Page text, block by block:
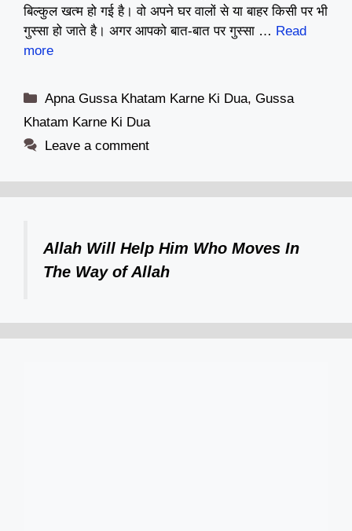
बिल्कुल खत्म हो गई है। वो अपने घर वालों से या बाहर किसी पर भी
गुस्सा हो जाते है। अगर आपको बात-बात पर गुस्सा … Read
more
Categories
Apna Gussa Khatam Karne Ki Dua,Gussa
Khatam Karne Ki Dua
Leave a comment
Allah Will Help Him Who Moves In
The Way of Allah